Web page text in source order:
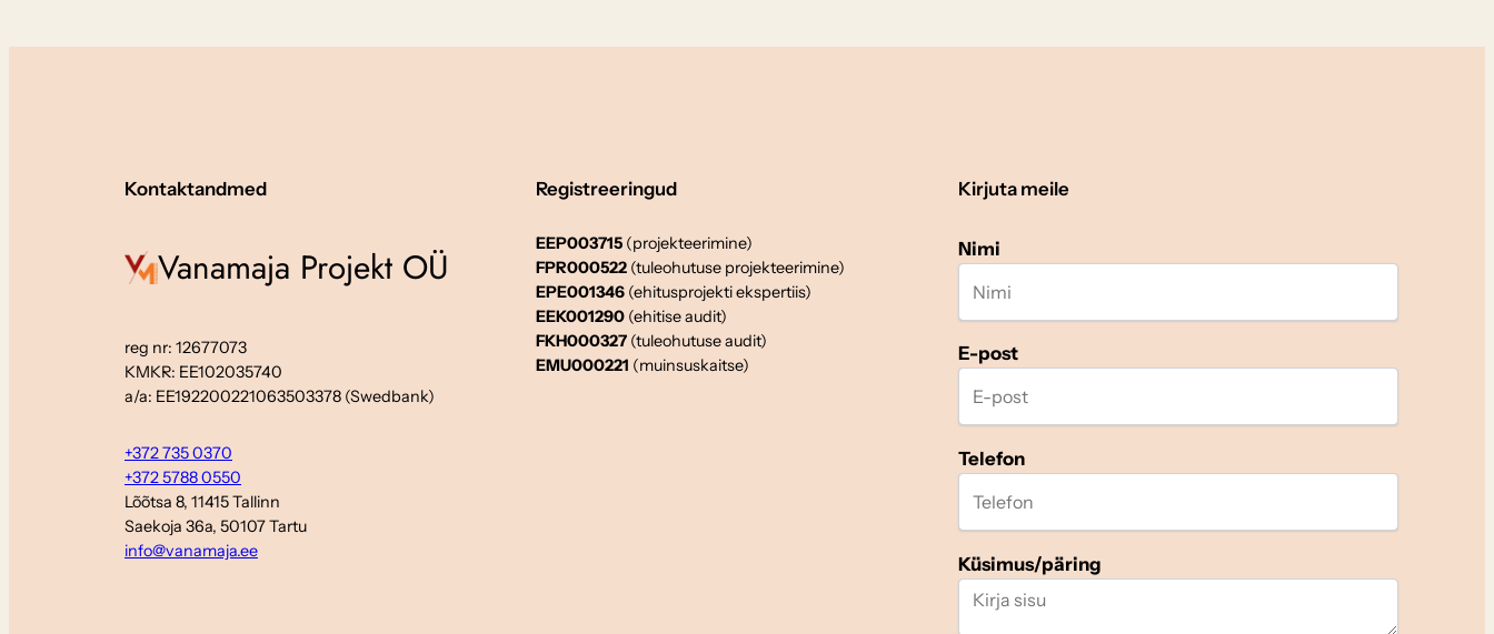
Kontaktandmed
Vanamaja Projekt OÜ
reg nr: 12677073
KMKR: EE102035740
a/a: EE192200221063503378 (Swedbank)
+372 735 0370
+372 5788 0550
Lõõtsa 8, 11415 Tallinn
Saekoja 36a, 50107 Tartu
info@vanamaja.ee
Registreeringud
EEP003715 (projekteerimine)
FPR000522 (tuleohutuse projekteerimine)
EPE001346 (ehitusprojekti ekspertiis)
EEK001290(ehitise audit)
FKH000327 (tuleohutuse audit)
EMU000221 (muinsuskaitse)
Kirjuta meile
Nimi
E-post
Telefon
Küsimus/päring